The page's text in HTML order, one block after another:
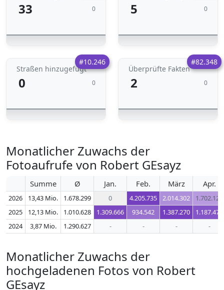
33 0 5 0
#10.246
Straßen hinzugefügt
0 0
#82.348
Überprüfte Fakten
2 0
Monatlicher Zuwachs der
Fotoaufrufe von Robert GEsayz
Summe Ø Jan. Feb. März Apr.
2026 13,43 Mio. 1.678.299 0 4.205.735 2.014.302
1.702.124
2025
12,13 Mio. 1.010.628 1.309.666 934.542 1.387.270
1.187.478
2024
3,87 Mio. 1.290.627 - - - -
Monatlicher Zuwachs der
hochgeladenen Fotos von Robert
GEsayz